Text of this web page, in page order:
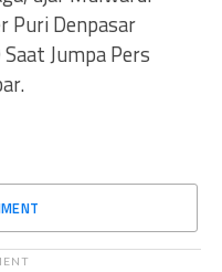
Puri Denpasar
Jumpa Pers